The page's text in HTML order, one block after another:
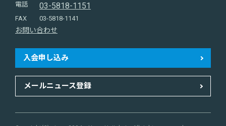
電話 03-5818-1151
FAX 03-5818-1141
お問い合わせ
入会申し込み
メールニュース登録